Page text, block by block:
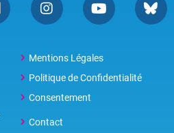
Mentions Légales
Politique de Confidentialité
Consentement
Contact